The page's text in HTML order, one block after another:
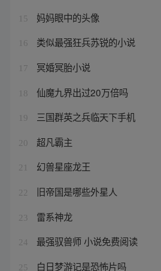
15 妈妈眼中的头像
16 类似最强狂兵苏锐的小说
17 冥婚冥胎小说
18 仙魔九界出过20万倍吗
19 三国群英之兵临天下手机
20 超凡霸主
21 幻兽星座龙王
22 旧帝国是哪些外星人
23 雷系神龙
24 最强驭兽师 小说免费阅读
25 白日梦游记是恐怖片吗